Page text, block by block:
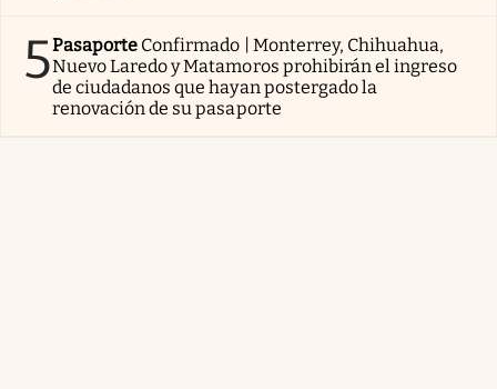
5Pasaporte Confirmado | Monterrey, Chihuahua,
Nuevo Laredo y Matamoros prohibirán el ingreso
de ciudadanos que hayan postergado la
renovación de su pasaporte